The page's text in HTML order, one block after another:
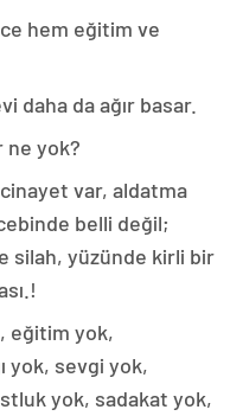
hem eğitim ve
daha da ağır basar.
ne yok?
var, aldatma
belli değil;
silah, yüzünde kirli bir
eğitim yok,
yok, sevgi yok,
yok, sadakat yok,